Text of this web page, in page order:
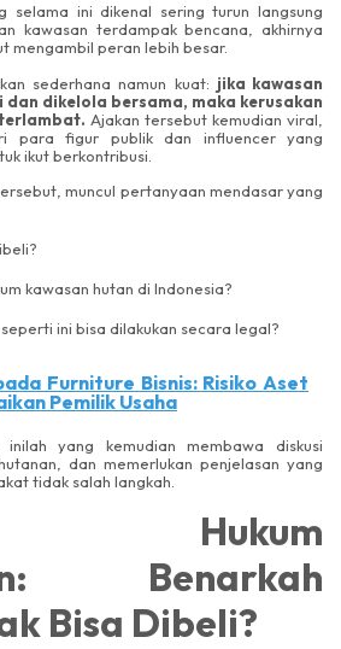
selama ini dikenal sering turun langsung
kawasan terdampak bencana, akhirnya
mengambil peran lebih besar.
sederhana namun kuat: jika kawasan
dikelola bersama, maka kerusakan
Ajakan tersebut kemudian viral,
para figur publik dan influencer yang
ikut berkontribusi.
muncul pertanyaan mendasar yang
kawasan hutan di Indonesia?
ini bisa dilakukan secara legal?
Furniture Bisnis: Risiko Aset
Pemilik Usaha
inilah yang kemudian membawa diskusi
dan memerlukan penjelasan yang
tidak salah langkah.
Hukum
Benarkah
Bisa Dibeli?